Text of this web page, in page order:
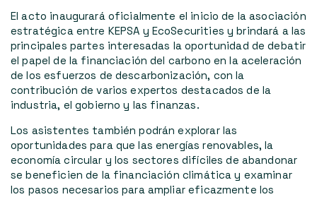
El acto inaugurará oficialmente el inicio de la asociación
estratégica entre KEPSA y EcoSecurities y brindará a las
principales partes interesadas la oportunidad de debatir
el papel de la financiación del carbono en la aceleración
de los esfuerzos de descarbonización, con la
contribución de varios expertos destacados de la
industria, el gobierno y las finanzas.
Los asistentes también podrán explorar las
oportunidades para que las energías renovables, la
economía circular y los sectores difíciles de abandonar
se beneficien de la financiación climática y examinar
los pasos necesarios para ampliar eficazmente los